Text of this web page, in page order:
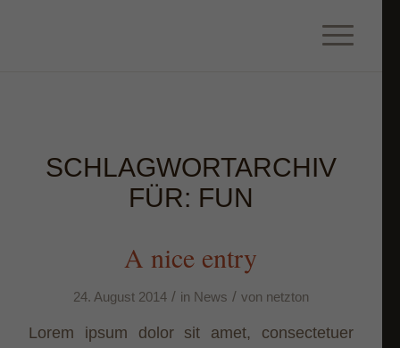
SCHLAGWORTARCHIV
FÜR: FUN
A nice entry
24. August 2014 / in News / von netzton
Lorem ipsum dolor sit amet, consectetuer